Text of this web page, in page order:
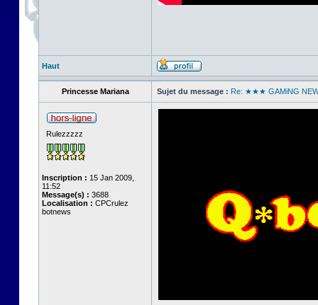
Haut
Princesse Mariana Sujet du message : Re: ★★★ GAMiNG
Rulezzzzz
Inscription : 15 Jan 2009,
11:52
Message(s) : 3688
Localisation : CPCrulez
botnews